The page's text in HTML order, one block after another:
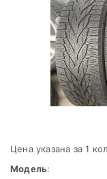
Цена указана за 1
Модель: